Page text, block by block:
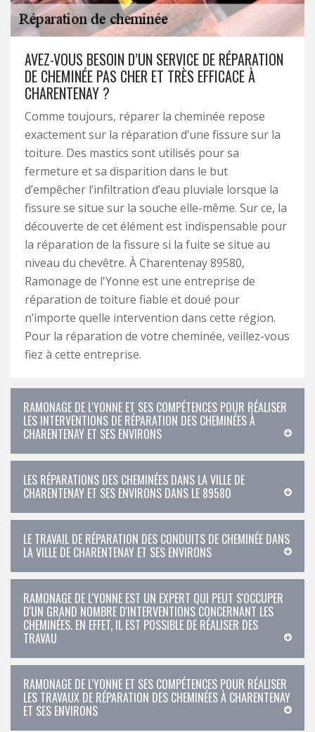
AVEZ-VOUS BESOIN D’UN SERVICE DE RÉPARATION
DE CHEMINÉE PAS CHER ET TRÈS EFFICACE À
CHARENTENAY ?
Comme toujours, réparer la cheminée repose
exactement sur la réparation d’une fissure sur la
toiture. Des mastics sont utilisés pour sa
fermeture et sa disparition dans le but
d’empêcher l’infiltration d’eau pluviale lorsque la
fissure se situe sur la souche elle-même. Sur ce, la
découverte de cet élément est indispensable pour
la réparation de la fissure si la fuite se situe au
niveau du chevêtre. À Charentenay 89580,
Ramonage de l'Yonne est une entreprise de
réparation de toiture fiable et doué pour
n’importe quelle intervention dans cette région.
Pour la réparation de votre cheminée, veillez-vous
fiez à cette entreprise.
RAMONAGE DE L'YONNE ET SES COMPÉTENCES POUR RÉALISER
LES INTERVENTIONS DE RÉPARATION DES CHEMINÉES À
CHARENTENAY ET SES ENVIRONS
LES RÉPARATIONS DES CHEMINÉES DANS LA VILLE DE
CHARENTENAY ET SES ENVIRONS DANS LE 89580
LE TRAVAIL DE RÉPARATION DES CONDUITS DE CHEMINÉE DANS
LA VILLE DE CHARENTENAY ET SES ENVIRONS
RAMONAGE DE L'YONNE EST UN EXPERT QUI PEUT S'OCCUPER
D'UN GRAND NOMBRE D'INTERVENTIONS CONCERNANT LES
CHEMINÉES. EN EFFET, IL EST POSSIBLE DE RÉALISER DES
TRAVAU
RAMONAGE DE L'YONNE ET SES COMPÉTENCES POUR RÉALISER
LES TRAVAUX DE RÉPARATION DES CHEMINÉES À CHARENTENAY
ET SES ENVIRONS